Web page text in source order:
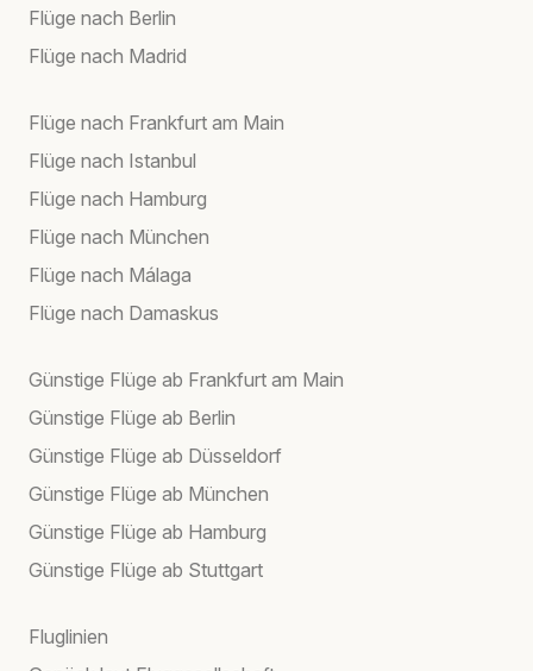
Flüge nach Berlin
Flüge nach Madrid
Flüge nach Frankfurt am Main
Flüge nach Istanbul
Flüge nach Hamburg
Flüge nach München
Flüge nach Málaga
Flüge nach Damaskus
Günstige Flüge ab Frankfurt am Main
Günstige Flüge ab Berlin
Günstige Flüge ab Düsseldorf
Günstige Flüge ab München
Günstige Flüge ab Hamburg
Günstige Flüge ab Stuttgart
Fluglinien